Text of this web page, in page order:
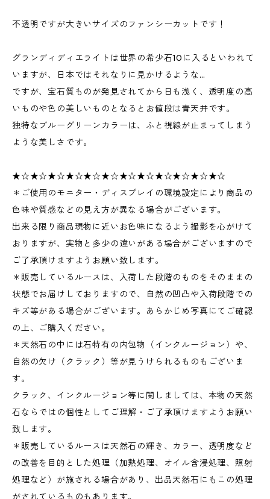
不透明ですが大きいサイズのファンシーカットです！
グランディディエライトは世界の希少石10に入るといわれて
いますが、日本ではそれなりに見かけるような…
ですが、宝石質ものが発見されてから日も浅く、透明度の高
いものや色の美しいものとなるとお値段は青天井です。
独特なブルーグリーンカラーは、ふと視線が止まってしまう
ような美しさです。
★☆★☆★☆★☆★☆★☆★☆★☆★☆★☆★☆★☆
＊ご使用のモニター・ディスプレイの環境設定により商品の
色味や質感などの見え方が異なる場合がございます。
出来る限り商品現物に近いお色味になるよう撮影を心がけて
おりますが、実物と多少の違いがある場合がございますので
ご了承頂けますようお願い致します。
＊販売しているルースは、入荷した段階のものをそのままの
状態でお届けしておりますので、自然の凹凸や入荷段階での
キズ等がある場合がございます。あらかじめ写真にてご確認
の上、ご購入ください。
＊天然石の中には石特有の内包物（インクルージョン）や、
自然の欠け（クラック）等が見うけられるものもございま
す。
クラック、インクルージョン等に関しましては、本物の天然
石ならではの個性としてご理解・ご了承頂けますようお願い
致します。
＊販売しているルースは天然石の輝き、カラー、透明度など
の改善を目的とした処理（加熱処理、オイル含浸処理、照射
処理など）が施される場合があり、出品天然石にもこの処理
がされているものもあります。